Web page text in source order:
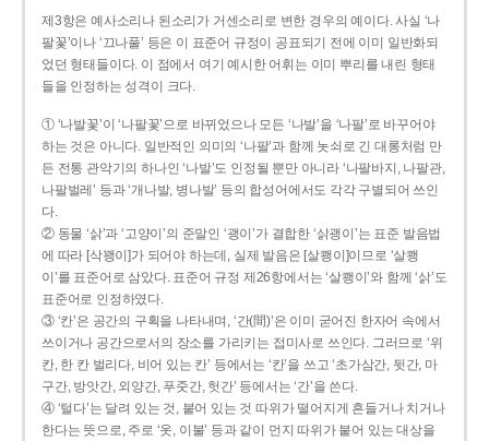
제3항은 예사소리나 된소리가 거센소리로 변한 경우의 예이다. 사실 ‘나
팔꽃’이나 ‘끄나풀’ 등은 이 표준어 규정이 공표되기 전에 이미 일반화되
었던 형태들이다. 이 점에서 여기 예시한 어휘는 이미 뿌리를 내린 형태
들을 인정하는 성격이 크다.
① ‘나발꽃’이 ‘나팔꽃’으로 바뀌었으나 모든 ‘나발’을 ‘나팔’로 바꾸어야
하는 것은 아니다. 일반적인 의미의 ‘나팔’과 함께 놋쇠로 긴 대롱처럼 만
든 전통 관악기의 하나인 ‘나발’도 인정될 뿐만 아니라 ‘나팔바지, 나팔관,
나팔벌레’ 등과 ‘개나발, 병나발’ 등의 합성어에서도 각각 구별되어 쓰인
다.
② 동물 ‘삵’과 ‘고양이’의 준말인 ‘괭이’가 결합한 ‘삵괭이’는 표준 발음법
에 따라 [삭꽹이]가 되어야 하는데, 실제 발음은 [살쾡이]이므로 ‘살쾡
이’를 표준어로 삼았다. 표준어 규정 제26항에서는 ‘살쾡이’와 함께 ‘삵’도
표준어로 인정하였다.
③ ‘칸’은 공간의 구획을 나타내며, ‘간(間)’은 이미 굳어진 한자어 속에서
쓰이거나 공간으로서의 장소를 가리키는 접미사로 쓰인다. 그러므로 ‘위
칸, 한 칸 벌리다, 비어 있는 칸’ 등에서는 ‘칸’을 쓰고 ‘초가삼간, 뒷간, 마
구간, 방앗간, 외양간, 푸줏간, 헛간’ 등에서는 ‘간’을 쓴다.
④ ‘털다’는 달려 있는 것, 붙어 있는 것 따위가 떨어지게 흔들거나 치거나
한다는 뜻으로, 주로 ‘옷, 이불’ 등과 같이 먼지 따위가 붙어 있는 대상을